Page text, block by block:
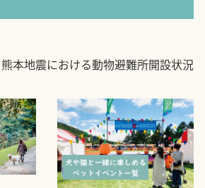
熊本地震における動物避難所開設状況